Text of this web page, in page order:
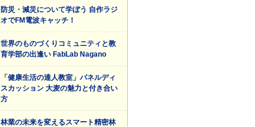
防災・減災について学ぼう 自作ラジ
オでFM電波キャッチ！
世界のものづくりコミュニティと教
育学部の出逢い FabLab Nagano
「健康生活の達人教室」パネルディ
スカッション 大麦の魅力と付き合い
方
林業の未来を変えるスマート精密林